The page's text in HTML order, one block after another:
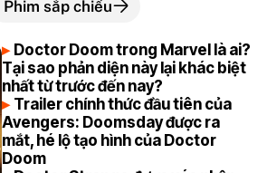
Phim sắp chiếu
Doctor Doom trong Marvel là ai?
Tại sao phản diện này lại khác biệt
nhất từ trước đến nay?
Trailer chính thức đầu tiên của
Avengers: Doomsday được ra
mắt, hé lộ tạo hình của Doctor
Doom